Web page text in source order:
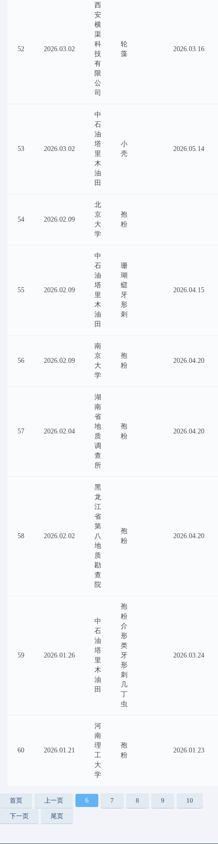
52 2026.03.02
西
安
横
渠
科
技
有
限
公
司
轮
藻
2026.03.16
53 2026.03.02
中
石
油
塔
里
木
油
田
小
壳
2026.05.14
54 2026.02.09
北
京
大
学
孢
粉
55 2026.02.09
中
石
油
塔
里
木
油
田
珊
瑚
䗴
牙
形
刺
2026.04.15
56 2026.02.09
南
京
大
学
孢
粉
2026.04.20
57 2026.02.04
湖
南
省
地
质
调
查
所
孢
粉
2026.04.20
58 2026.02.02
黑
龙
江
省
第
八
地
质
勘
查
院
孢
粉
2026.04.20
59 2026.01.26
中
石
油
塔
里
木
油
田
孢
粉
介
形
类
牙
形
刺
几
丁
虫
2026.03.24
60 2026.01.21
河
南
理
工
大
学
孢
粉
2026.01.23
首页 上一页 6 7 8 9 10
下一页 尾页